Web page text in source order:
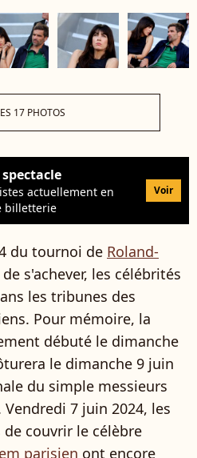
17 PHOTOS
actuellement en
billetterie
Voir
du tournoi de Roland-
s'achever, les célébrités
les tribunes des
Pour mémoire, la
débuté le dimanche
le dimanche 9 juin
du simple messieurs
7 juin 2024, les
couvrir le célèbre
parisien ont encore